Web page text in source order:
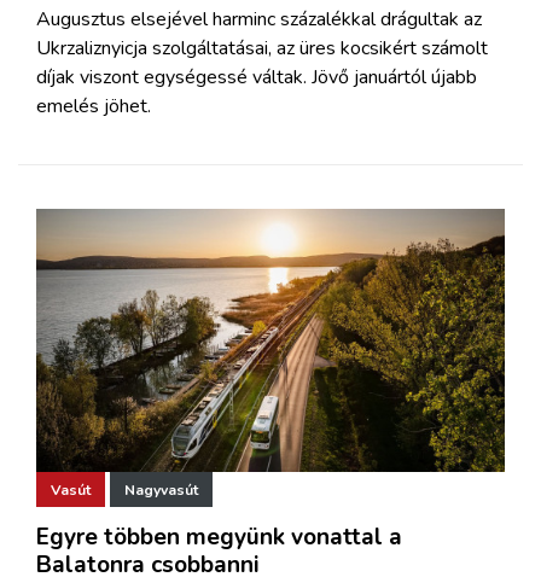
Augusztus elsejével harminc százalékkal drágultak az
Ukrzaliznyicja szolgáltatásai, az üres kocsikért számolt
díjak viszont egységessé váltak. Jövő januártól újabb
emelés jöhet.
Vasút Nagyvasút
Egyre többen megyünk vonattal a
Balatonra csobbanni